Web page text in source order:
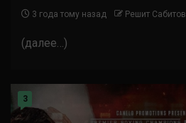
3 года тому назад Решит Сабитов
(далее…)
3